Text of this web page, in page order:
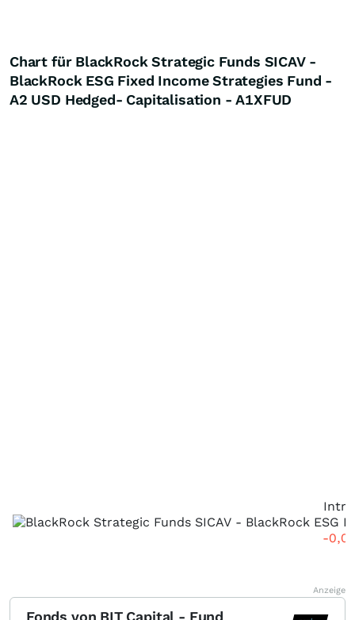
Chart für BlackRock Strategic Funds SICAV -
BlackRock ESG Fixed Income Strategies Fund -
A2 USD Hedged- Capitalisation - A1XFUD
-
Anzeige
Fonds von BIT Capital - Fund